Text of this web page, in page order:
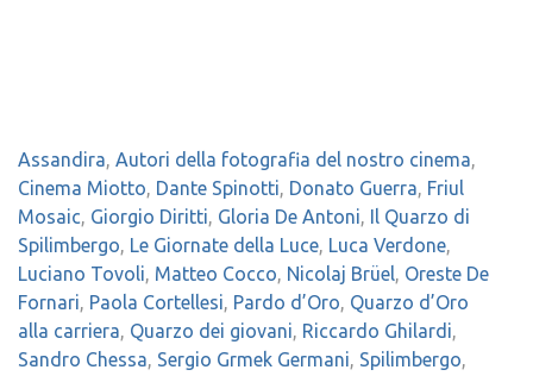
Assandira, Autori della fotografia del nostro cinema,
Cinema Miotto, Dante Spinotti, Donato Guerra, Friul
Mosaic, Giorgio Diritti, Gloria De Antoni, Il Quarzo di
Spilimbergo, Le Giornate della Luce, Luca Verdone,
Luciano Tovoli, Matteo Cocco, Nicolaj Brüel, Oreste De
Fornari, Paola Cortellesi, Pardo d’Oro, Quarzo d’Oro
alla carriera, Quarzo dei giovani, Riccardo Ghilardi,
Sandro Chessa, Sergio Grmek Germani, Spilimbergo,